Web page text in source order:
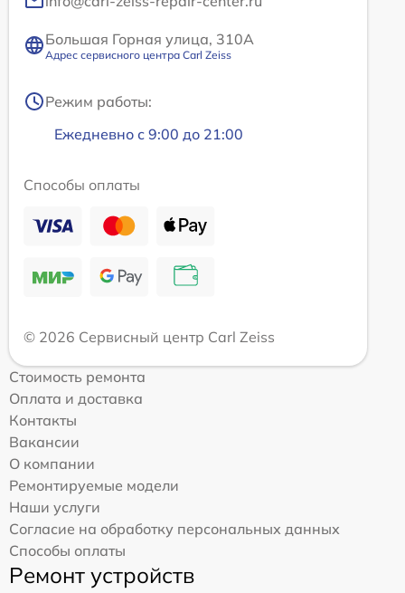
Большая Горная улица, 310А
Адрес сервисного центра Carl Zeiss
Режим работы:
Ежедневно с 9:00 до 21:00
Способы оплаты
© 2026 Сервисный центр Carl Zeiss
Стоимость ремонта
Оплата и доставка
Контакты
Вакансии
О компании
Ремонтируемые модели
Наши услуги
Согласие на обработку персональных данных
Способы оплаты
Ремонт устройств